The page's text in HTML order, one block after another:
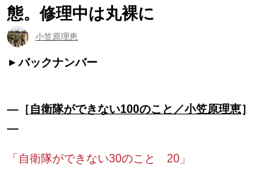
態。修理中は丸裸に
小笠原理恵
バックナンバー
―［自衛隊ができない100のこと／小笠原理恵］
―
「自衛隊ができない30のこと 20」